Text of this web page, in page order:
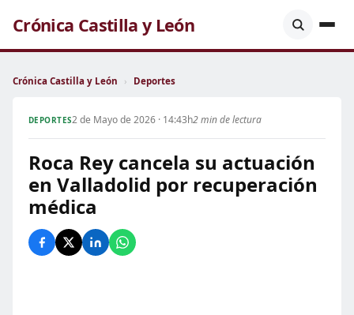
Crónica Castilla y León
Crónica Castilla y León › Deportes
DEPORTES2 de Mayo de 2026 · 14:43h2 min de lectura
Roca Rey cancela su actuación
en Valladolid por recuperación
médica